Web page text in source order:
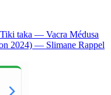
Tiki taka — Vacra Médusa
2024) — Slimane Rappel